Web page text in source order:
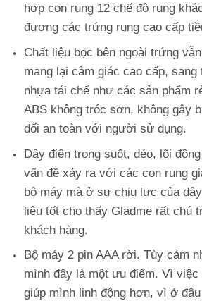
hợp con rung 12 chế độ rung
đương các trứng rung cao cấp
Chất liệu bọc bên ngoài trứng
mang lại cảm giác cao cấp, sang
nhựa tái chế như các sản phẩm
ABS không tróc sơn, không gây
đối an toàn với người sử dụng.
Dây điện trong suốt, dẻo, lõi
vấn đề xảy ra với các con rung
bộ máy mà ở sự chịu lực của
liệu tốt cho thấy Gladme rất chú
khách hàng.
Bộ máy 2 pin AAA rời. Tùy cảm
mình đây là một ưu điểm. Vì
giúp mình linh động hơn, vì ở